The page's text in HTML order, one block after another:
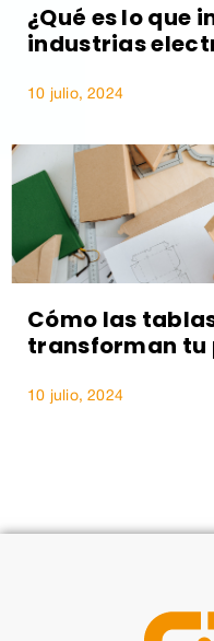
¿Qué es lo que
industrias
10 julio, 2024
Cómo las
transforman tu
10 julio, 2024